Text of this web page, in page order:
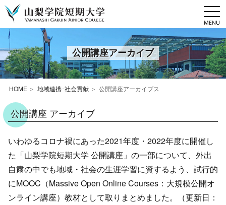
公開講座アーカイブ
HOME 地域連携･社会貢献 公開講座アーカイブス
公開講座 アーカイブ
いわゆるコロナ禍にあった2021年度・2022年度に開催し
た「山梨学院短期大学 公開講座」の一部について、外出
自粛の中でも地域・社会の生涯学習に資するよう、試行的
にMOOC（Massive Open Online Courses：大規模公開オ
ンライン講座）教材として取りまとめました。（更新日：